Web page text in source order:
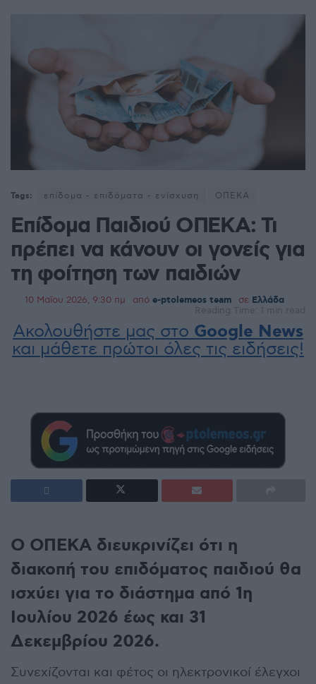
Tags: επίδομα - επιδόματα - ενίσχυση ΟΠΕΚΑ
Επίδομα Παιδιού ΟΠΕΚΑ: Τι
πρέπει να κάνουν οι γονείς για
τη φοίτηση των παιδιών
10 Μαΐου 2026, 9:30 πμ από e-ptolemeos team σε Ελλάδα
Reading Time: 1 min read
Ακολουθήστε μας στο Google News
και μάθετε πρώτοι όλες τις ειδήσεις!
Ο ΟΠΕΚΑ διευκρινίζει ότι η
διακοπή του επιδόματος παιδιού θα
ισχύει για το διάστημα από 1η
Ιουλίου 2026 έως και 31
Δεκεμβρίου 2026.
Συνεχίζονται και φέτος οι ηλεκτρονικοί έλεγχοι